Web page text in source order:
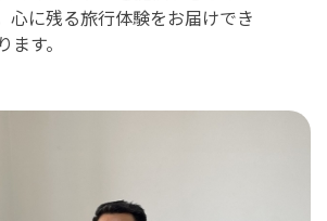
心に残る旅行体験をお届けでき
す。